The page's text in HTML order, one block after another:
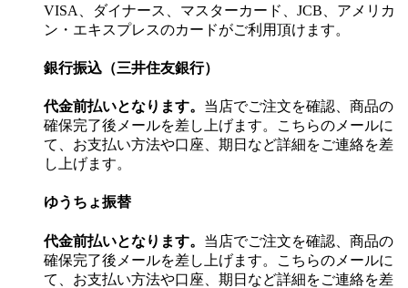
VISA、ダイナース、マスターカード、JCB、アメリカ
ン・エキスプレスのカードがご利用頂けます。
銀行振込（三井住友銀行）
代金前払いとなります。 当店でご注文を確認、商品の
確保完了後メールを差し上げます。こちらのメールに
て、お支払い方法や口座、期日など詳細をご連絡を差
し上げます。
ゆうちょ振替
代金前払いとなります。 当店でご注文を確認、商品の
確保完了後メールを差し上げます。こちらのメールに
て、お支払い方法や口座、期日など詳細をご連絡を差